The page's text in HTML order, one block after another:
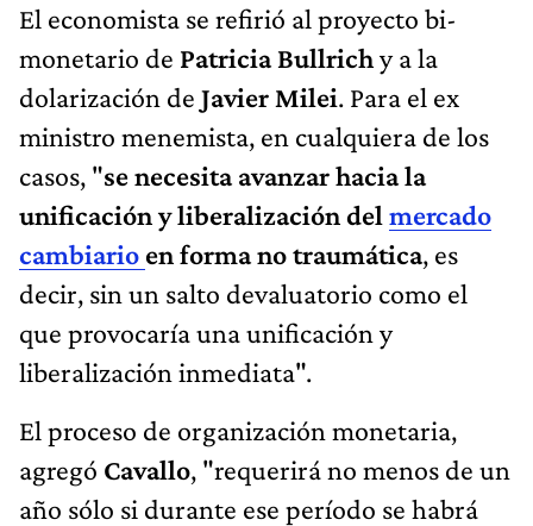
El economista se refirió al proyecto bi-
monetario de Patricia Bullrichy a la
dolarización de Javier Milei. Para el ex
ministro menemista, en cualquiera de los
casos, "se necesita avanzar hacia la
unificación y liberalización del mercado
cambiario en forma no traumática, es
decir, sin un salto devaluatorio como el
que provocaría una unificación y
liberalización inmediata".
El proceso de organización monetaria,
agregó Cavallo, "requerirá no menos de un
año sólo si durante ese período se habrá